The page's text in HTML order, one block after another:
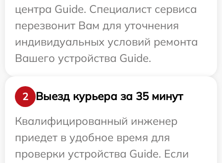
центра Guide. Специалист сервиса
перезвонит Вам для уточнения
индивидуальных условий ремонта
Вашего устройства Guide.
2
Выезд курьера за 35 минут
Квалифицированный инженер
приедет в удобное время для
проверки устройства Guide. Если